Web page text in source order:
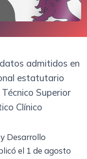
admitidos en
estatutario
Superior
Clínico
Desarrollo
el 1 de agosto